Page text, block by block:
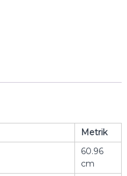
Metrik
60.96
cm